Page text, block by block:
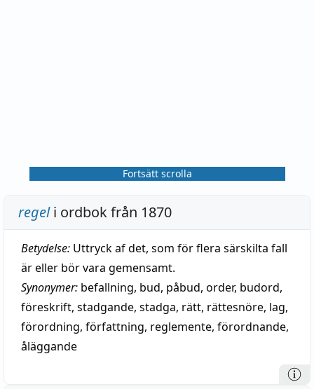
Fortsätt scrolla
regeli ordbok från 1870
Betydelse: Uttryck af det, som för flera särskilta fall
är eller bör vara gemensamt.
Synonymer: befallning, bud, påbud, order, budord,
föreskrift, stadgande, stadga, rätt, rättesnöre, lag,
förordning, författning, reglemente, förordnande,
åläggande